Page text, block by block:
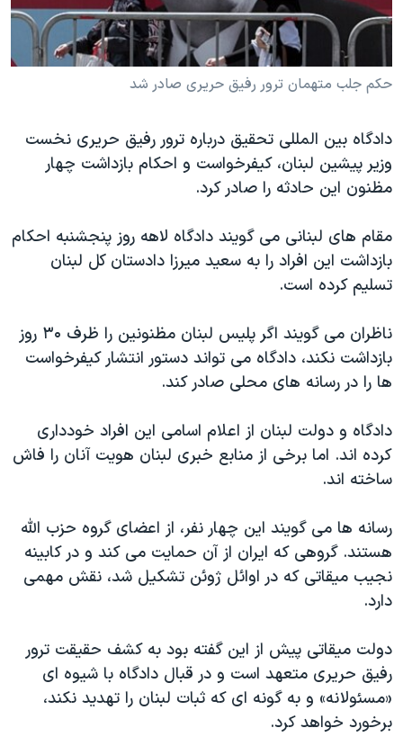
فرهنگ و زندگی
حقوق شهروندی
اقتصادی
اسرائیل در جنگ
گالری عکس
مستندها
انتخابات ریاست جمهوری آمریکا ۲۰۲۴
حمله جمهوری اسلامی به اسرائیل
ورزش زنان در ایران
اعتراضات زن، زندگی، آزادی
تریبونال مردمی آبان ۹۸
دادگاه حمید نوری
قانون شفافیت دارائی کادر رهبری ایران
اعتراضات مردمی آبان ۹۸
نرگس محمدی برنده جایزه نوبل صلح
همایش محافظه‌کاران آمریکا «سی‌پک»
سفر پرزیدنت ترامپ به چین
دنبال کنید
زبانهای مختلف
حکم جلب متهمان ترور رفیق حریری صادر شد
دادگاه بین المللی تحقیق درباره ترور رفیق حریری نخست
وزیر پیشین لبنان، کیفرخواست و احکام بازداشت چهار
مظنون این حادثه را صادر کرد.
مقام های لبنانی می گویند دادگاه لاهه روز پنجشنبه احکام
بازداشت این افراد را به سعید میرزا دادستان کل لبنان
تسلیم کرده است.
ناظران می گویند اگر پلیس لبنان مظنونین را ظرف ۳۰ روز
بازداشت نکند، دادگاه می تواند دستور انتشار کیفرخواست
ها را در رسانه های محلی صادر کند.
دادگاه و دولت لبنان از اعلام اسامی این افراد خودداری
کرده اند. اما برخی از منابع خبری لبنان هویت آنان را فاش
ساخته اند.
رسانه ها می گویند این چهار نفر، از اعضای گروه حزب الله
هستند. گروهی که ایران از آن حمایت می کند و در کابینه
نجیب میقاتی که در اوائل ژوئن تشکیل شد، نقش مهمی
دارد.
دولت میقاتی پیش از این گفته بود به کشف حقیقت ترور
رفیق حریری متعهد است و در قبال دادگاه با شیوه ای
«مسئولانه» و به گونه ای که ثبات لبنان را تهدید نکند،
برخورد خواهد کرد.